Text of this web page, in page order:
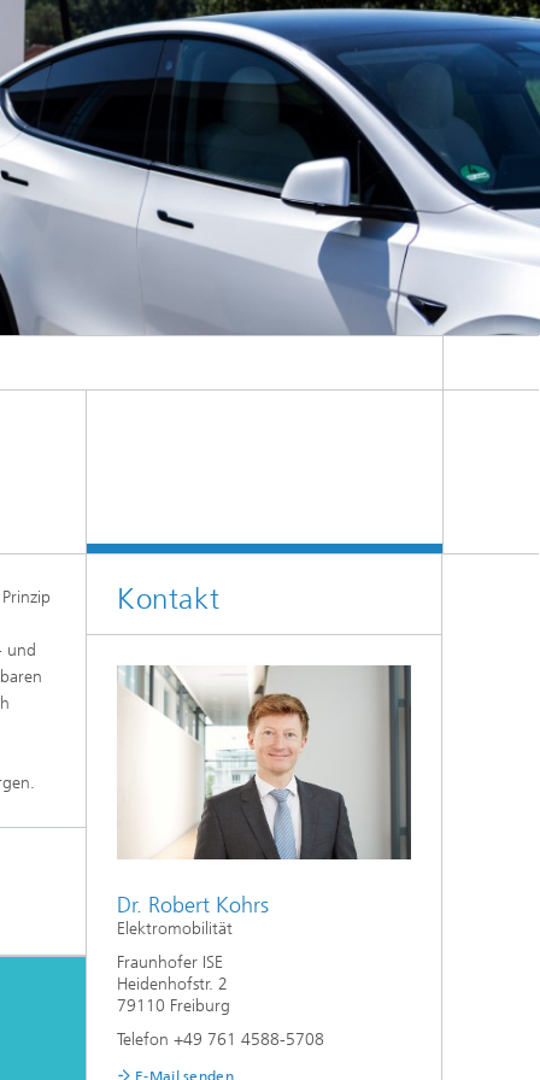
Digitaler Netzanschluss
Netzplanung und Netzbetrieb
Energiesystemanalyse
Integrierte Energieinfrastrukturen:
Energiedaten und Monitoring
Flexibilitätsmanagement von
Energieanlagen
Energiekonzepte für die Industrie
und
Kontakt
Dr. Robert Kohrs
Elektromobilität
Fraunhofer ISE
Heidenhofstr. 2
79110 Freiburg
Telefon +49 761 4588-5708
E-Mail senden